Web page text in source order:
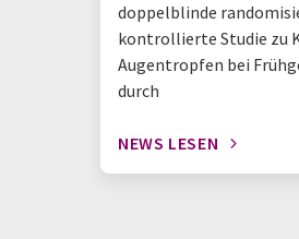
doppelblinde
kontrollierte Studie zu
Augentropfen bei
durch
NEWS LESEN